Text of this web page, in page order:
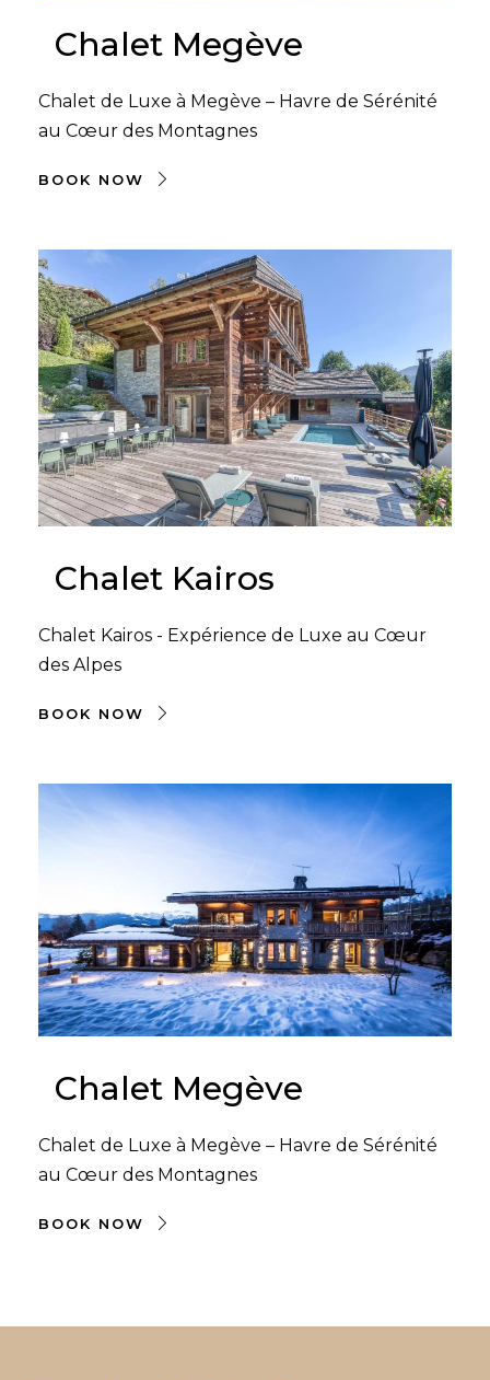
Chalet Megève
Chalet de Luxe à Megève – Havre de Sérénité
au Cœur des Montagnes
BOOK NOW
Chalet Kairos
Chalet Kairos - Expérience de Luxe au Cœur
des Alpes
BOOK NOW
Chalet Megève
Chalet de Luxe à Megève – Havre de Sérénité
au Cœur des Montagnes
BOOK NOW